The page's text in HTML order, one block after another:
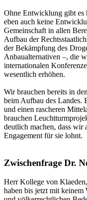
Ohne Entwicklung gibt es
eben auch keine
Gemeinschaft in allen
Aufbau der
der Bekämpfung des
Anbaualternativen –, die
internationalen
wesentlich erhöhen.
Wir brauchen bereits in
beim Aufbau des Landes.
und einen rascheren
brauchen
deutlich machen, dass wir
Engagement für sie lohnt.
Zwischenfrage Dr.
Herr Kollege von
haben bis jetzt mit keinem